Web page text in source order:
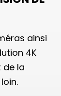
ainsi
4K
de la